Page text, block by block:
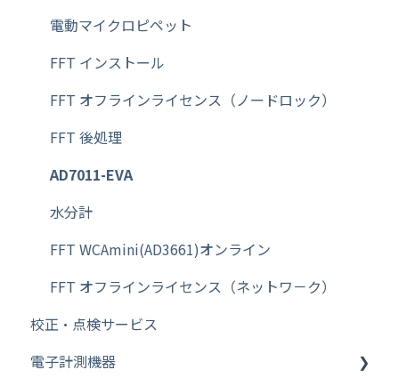
その他【バーコードラベルプリンタ】
その他【ACアダプター】
その他【マニュアル】
その他【サーマルプリンタ】
その他【天秤（天びん）】
電動マイクロピペット
FFT インストール
FFT オフラインライセンス（ノードロック）
FFT 後処理
AD7011-EVA
水分計
FFT WCAmini(AD3661)オンライン
FFT オフラインライセンス（ネットワ－ク）
校正・点検サービス
電子計測機器